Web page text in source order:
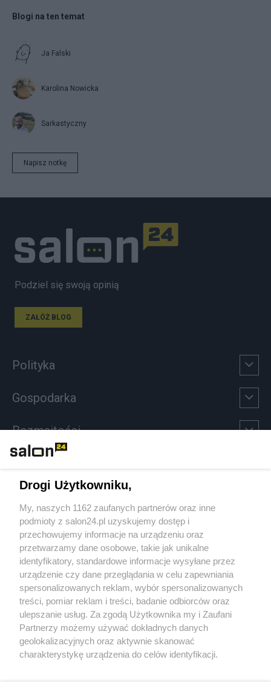
Blogi na ten temat
Ja Falski
Karolina Nowicka
Sarkastyczny
Napisz notkę
Podziel się swoją opinią
ZAŁÓŻ BLOG
Polityka
Gospodarka
Rozmaitości
Sport
Społeczeństwo
Kultura
X Facebook Instagram Youtube
Drogi Użytkowniku,
My, naszych 1162 zaufanych partnerów oraz inne
podmioty z salon24.pl uzyskujemy dostęp i
przechowujemy informacje na urządzeniu oraz
przetwarzamy dane osobowe, takie jak unikalne
identyfikatory, standardowe informacje wysyłane przez
urządzenie czy dane przeglądania w celu zapewniania
spersonalizowanych reklam, wybór spersonalizowanych
treści, pomiar reklam i treści, badanie odbiorców oraz
ulepszanie usług. Za zgodą Użytkownika my i Zaufani
Partnerzy możemy używać dokładnych danych
geolokalizacyjnych oraz aktywnie skanować
charakterystykę urządzenia do celów identyfikacji.